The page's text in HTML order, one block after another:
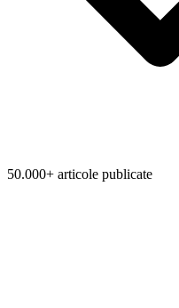
50.000+ articole publicate